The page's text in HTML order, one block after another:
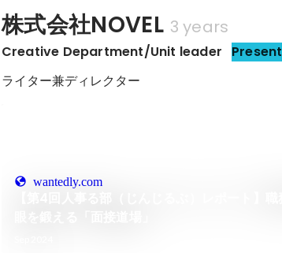
株式会社NOVEL 3 years
Creative Department/Unit leader Present
ライター兼ディレクター
wantedly.com